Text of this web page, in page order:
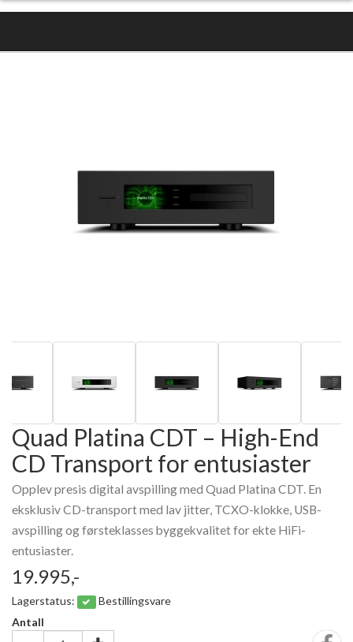
Quad Platina CDT – High-End
CD Transport for entusiaster
Opplev presis digital avspilling med Quad Platina CDT. En
eksklusiv CD-transport med lav jitter, TCXO-klokke, USB-
avspilling og førsteklasses byggekvalitet for ekte HiFi-
entusiaster.
19.995,-
Lagerstatus:
Bestillingsvare
Antall